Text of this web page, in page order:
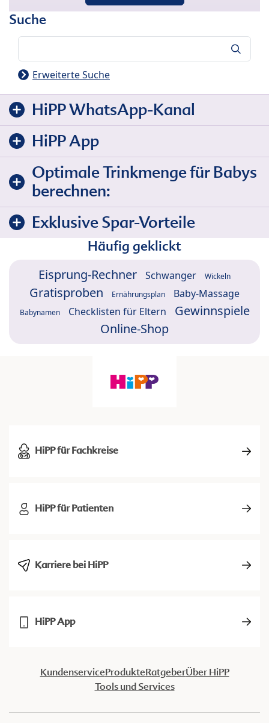
Suche
Erweiterte Suche
HiPP WhatsApp-Kanal
HiPP App
Optimale Trinkmenge für Babys
berechnen:
Exklusive Spar-Vorteile
Häufig geklickt
Eisprung-Rechner Schwanger Wickeln
Gratisproben Ernährungsplan Baby-Massage
Babynamen Checklisten für Eltern
Gewinnspiele
Online-Shop
HiPP für Fachkreise
HiPP für Patienten
Karriere bei HiPP
HiPP App
KundenserviceProdukteRatgeberÜber HiPP
Tools und Services